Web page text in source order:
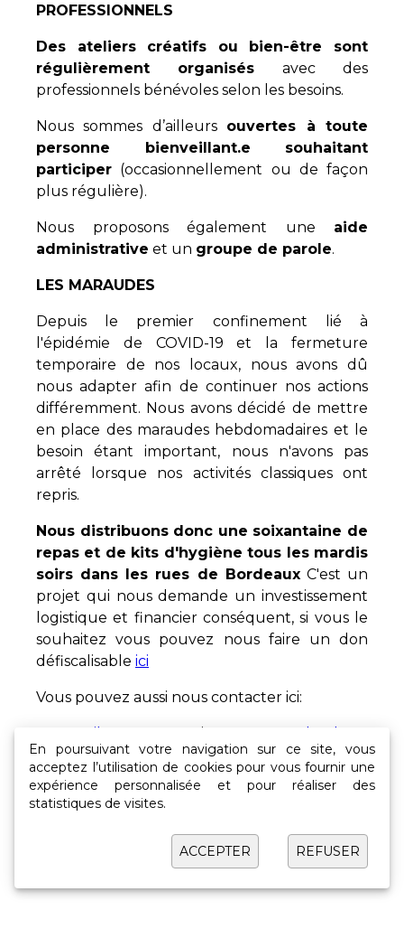
En poursuivant votre navigation sur ce site, vous
acceptez l’utilisation de cookies pour vous fournir une
expérience personnalisée et pour réaliser des
statistiques de visites.
ACCEPTER REFUSER
PROFESSIONNELS
Des ateliers créatifs ou bien-être sont
régulièrement organisés avec des
professionnels bénévoles selon les besoins.
Nous sommes d’ailleurs ouvertes à toute
personne bienveillant.e souhaitant
participer (occasionnellement ou de façon
plus régulière).
Nous proposons également une aide
administrative et un groupe de parole.
LES MARAUDES
Depuis le premier confinement lié à
l'épidémie de COVID-19 et la fermeture
temporaire de nos locaux, nous avons dû
nous adapter afin de continuer nos actions
différemment. Nous avons décidé de mettre
en place des maraudes hebdomadaires et le
besoin étant important, nous n'avons pas
arrêté lorsque nos activités classiques ont
repris.
Nous distribuons donc une soixantaine de
repas et de kits d'hygiène tous les mardis
soirs dans les rues de BordeauxC'est un
projet qui nous demande un investissement
logistique et financier conséquent, si vous le
souhaitez vous pouvez nous faire un don
défiscalisable ici
Vous pouvez aussi nous contacter ici:
Par mail et nous suivre sur Facebook
Instagram
Copyright © Toutes à l'abri | Tous droits réservés.
♥